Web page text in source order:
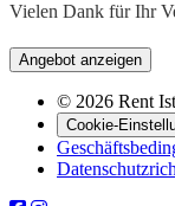
Vielen Dank für Ihr
Angebot anzeigen
© 2026 Rent
Cookie-